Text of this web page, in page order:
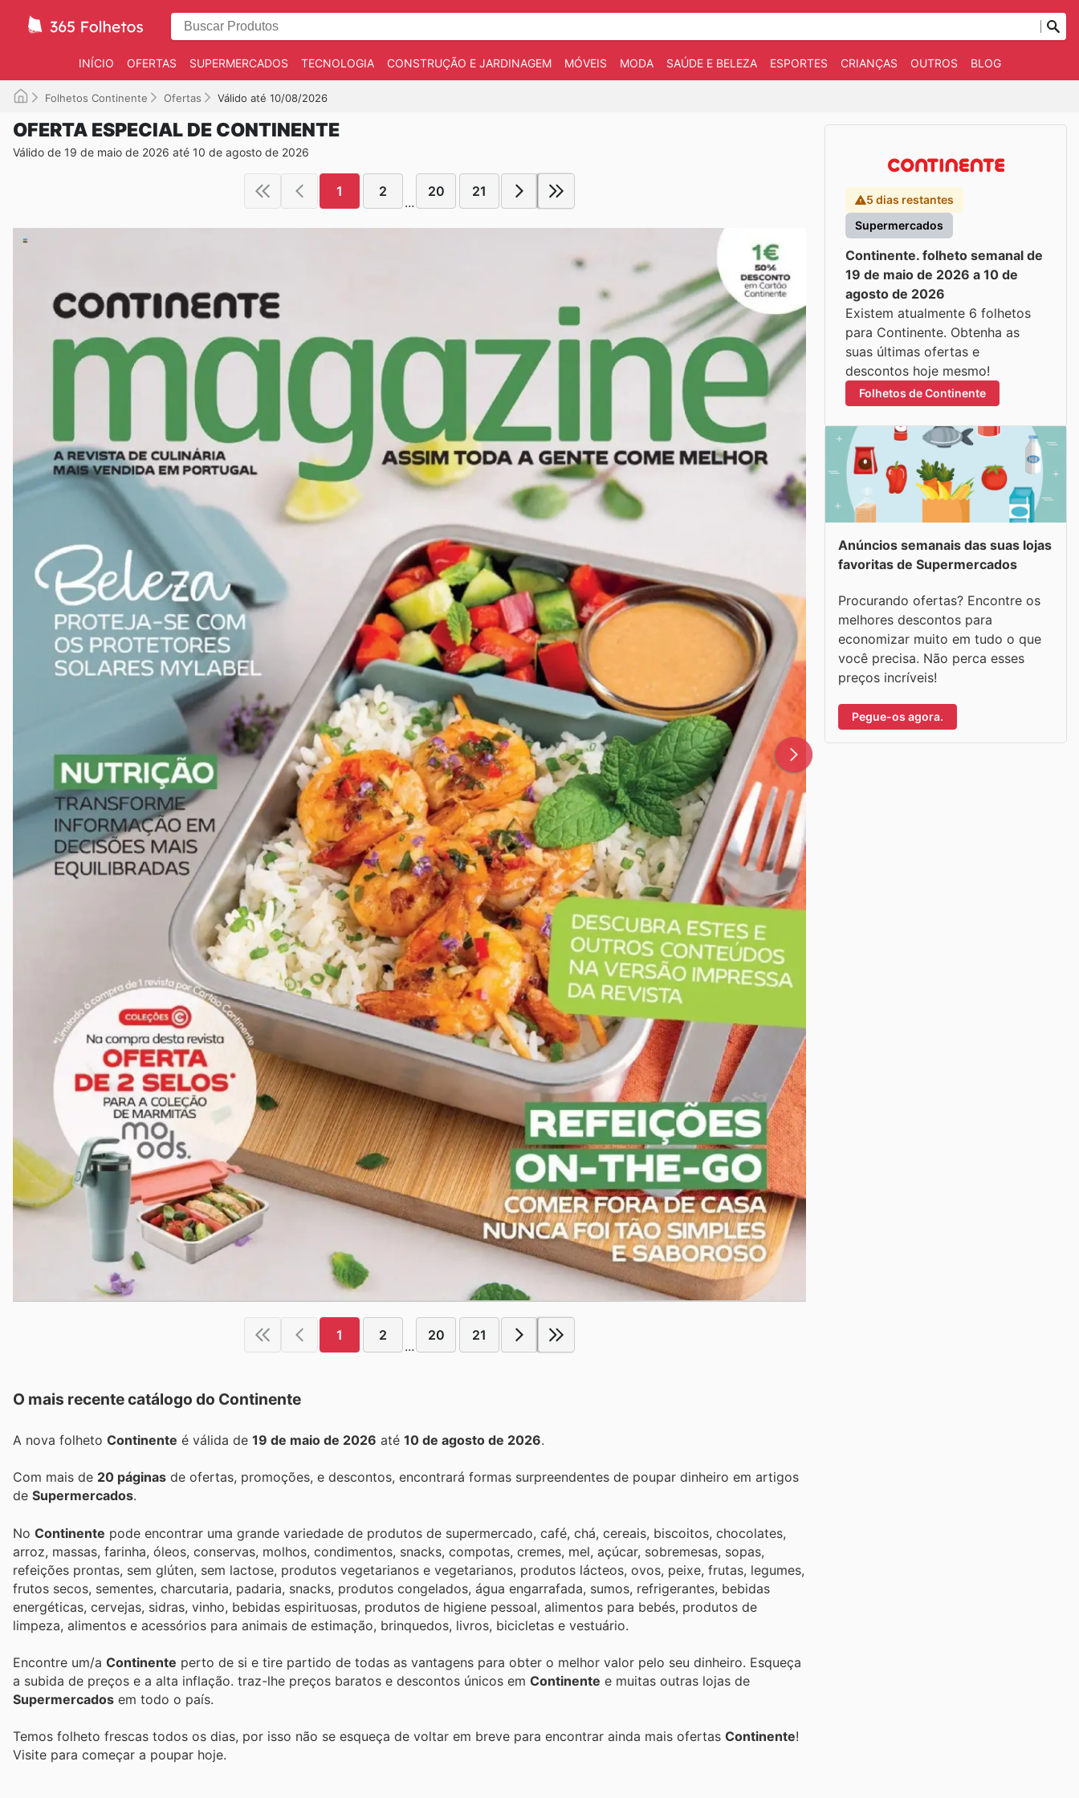
INÍCIO OFERTAS SUPERMERCADOS TECNOLOGIA CONSTRUÇÃO E JARDINAGEM MÓVEIS MODA SAÚDE E BELEZA ESPORTES CRIANÇAS OUTROS BLOG
Folhetos Continente Ofertas Válido até 10/08/2026
OFERTA ESPECIAL DE CONTINENTE
Válido de 19 de maio de 2026 até 10 de agosto de 2026
1 2
...
20 21
1 2
...
20 21
O mais recente catálogo do Continente
A nova folheto Continente é válida de 19 de maio de 2026 até 10 de agosto de 2026.
Com mais de 20 páginas de ofertas, promoções, e descontos, encontrará formas surpreendentes de poupar dinheiro em artigos
de Supermercados.
No Continente pode encontrar uma grande variedade de produtos de supermercado, café, chá, cereais, biscoitos, chocolates,
arroz, massas, farinha, óleos, conservas, molhos, condimentos, snacks, compotas, cremes, mel, açúcar, sobremesas, sopas,
refeições prontas, sem glúten, sem lactose, produtos vegetarianos e vegetarianos, produtos lácteos, ovos, peixe, frutas, legumes,
frutos secos, sementes, charcutaria, padaria, snacks, produtos congelados, água engarrafada, sumos, refrigerantes, bebidas
energéticas, cervejas, sidras, vinho, bebidas espirituosas, produtos de higiene pessoal, alimentos para bebés, produtos de
limpeza, alimentos e acessórios para animais de estimação, brinquedos, livros, bicicletas e vestuário.
Encontre um/a Continente perto de si e tire partido de todas as vantagens para obter o melhor valor pelo seu dinheiro. Esqueça
a subida de preços e a alta inflação. traz-lhe preços baratos e descontos únicos em Continente e muitas outras lojas de
Supermercados em todo o país.
Temos folheto frescas todos os dias, por isso não se esqueça de voltar em breve para encontrar ainda mais ofertas Continente!
Visite para começar a poupar hoje.
5 dias restantes
Supermercados
Continente. folheto semanal de
19 de maio de 2026 a 10 de
agosto de 2026
Existem atualmente 6 folhetos
para Continente. Obtenha as
suas últimas ofertas e
descontos hoje mesmo!
Folhetos de Continente
Anúncios semanais das suas lojas
favoritas de Supermercados
Procurando ofertas? Encontre os
melhores descontos para
economizar muito em tudo o que
você precisa. Não perca esses
preços incríveis!
Pegue-os agora.